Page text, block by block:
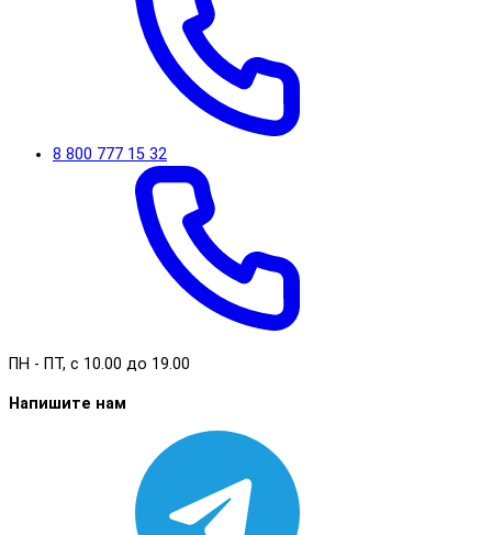
8 800 777 15 32
ПН - ПТ, с 10.00 до 19.00
Напишите нам